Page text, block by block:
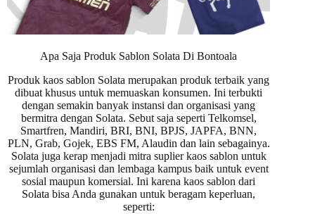
Apa Saja Produk Sablon Solata Di Bontoala
Produk kaos sablon Solata merupakan produk terbaik yang
dibuat khusus untuk memuaskan konsumen. Ini terbukti
dengan semakin banyak instansi dan organisasi yang
bermitra dengan Solata. Sebut saja seperti Telkomsel,
Smartfren, Mandiri, BRI, BNI, BPJS, JAPFA, BNN,
PLN, Grab, Gojek, EBS FM, Alaudin dan lain sebagainya.
Solata juga kerap menjadi mitra suplier kaos sablon untuk
sejumlah organisasi dan lembaga kampus baik untuk event
sosial maupun komersial. Ini karena kaos sablon dari
Solata bisa Anda gunakan untuk beragam keperluan,
seperti: